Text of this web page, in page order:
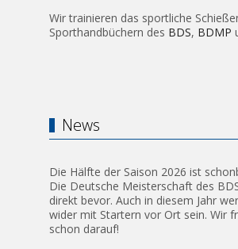
Wir trainieren das sportliche
Sporthandbüchern des BDS, BDMP
News
Die Hälfte der Saison 2026 ist
Die Deutsche Meisterschaft des
direkt bevor. Auch in diesem Jahr
wider mit Startern vor Ort sein. Wir
schon darauf!